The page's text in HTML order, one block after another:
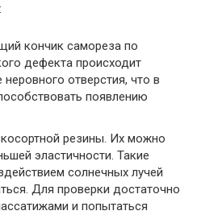
кончик самореза по
дефекта происходит
отверстия, что в
появлению
резины. Их можно
эластичности. Такие
солнечных лучей
Для проверки достаточно
и попытаться